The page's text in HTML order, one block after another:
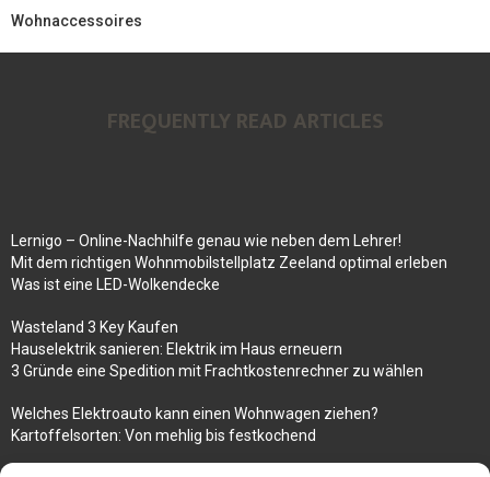
Wohnaccessoires
FREQUENTLY READ ARTICLES
Lernigo – Online-Nachhilfe genau wie neben dem Lehrer!
Mit dem richtigen Wohnmobilstellplatz Zeeland optimal erleben
Was ist eine LED-Wolkendecke
Wasteland 3 Key Kaufen
Hauselektrik sanieren: Elektrik im Haus erneuern
3 Gründe eine Spedition mit Frachtkostenrechner zu wählen
Welches Elektroauto kann einen Wohnwagen ziehen?
Kartoffelsorten: Von mehlig bis festkochend